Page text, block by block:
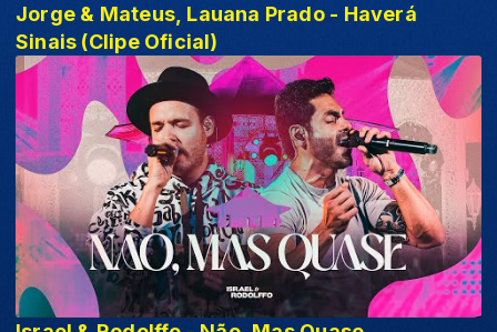
Jorge & Mateus, Lauana Prado - Haverá
Sinais (Clipe Oficial)